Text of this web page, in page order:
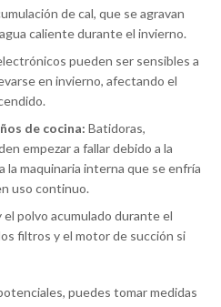
de cal, que se agravan
caliente durante el invierno.
pueden ser sensibles a
en invierno, afectando el
de cocina: Batidoras,
empezar a fallar debido a la
la maquinaria interna que se enfría
uso continuo.
el polvo acumulado durante el
filtros y el motor de succión si
puedes tomar medidas